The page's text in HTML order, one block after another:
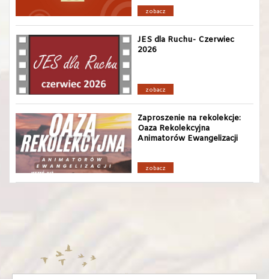
zobacz
JES dla Ruchu- Czerwiec
2026
zobacz
Zaproszenie na rekolekcje:
Oaza Rekolekcyjna
Animatorów Ewangelizacji
zobacz